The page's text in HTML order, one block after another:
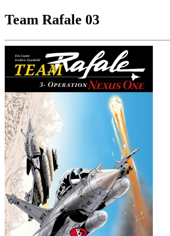
Team Rafale 03